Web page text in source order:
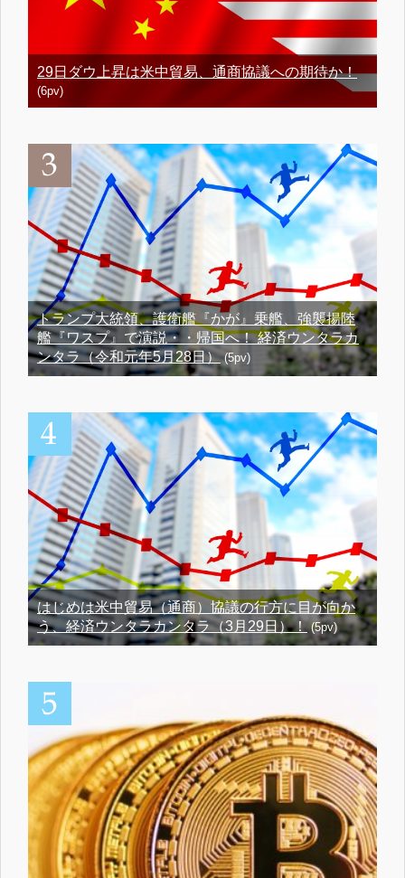
29日ダウ上昇は米中貿易、通商協議への期待か！
(6pv)
トランプ大統領、護衛艦『かが』乗艦、強襲揚陸
艦『ワスプ』で演説・・帰国へ！ 経済ウンタラカ
ンタラ（令和元年5月28日）(5pv)
はじめは米中貿易（通商）協議の行方に目が向か
う、経済ウンタラカンタラ（3月29日）！(5pv)